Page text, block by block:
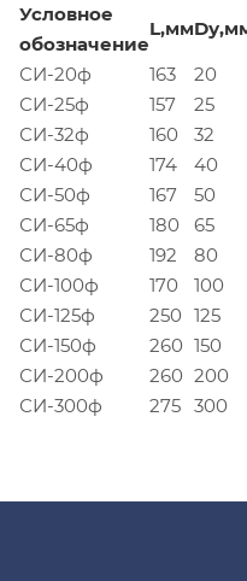
Условное
обозначение
L,мм
СИ-20ф
163 20
СИ-25ф
157 25
СИ-32ф
160 32
СИ-40ф
174 40
СИ-50ф
167 50
СИ-65ф
180 65
СИ-80ф
192 80
СИ-100ф
170 100
СИ-125ф
250 125
СИ-150ф
260 150
СИ-200ф
260 200
СИ-300ф
275 300